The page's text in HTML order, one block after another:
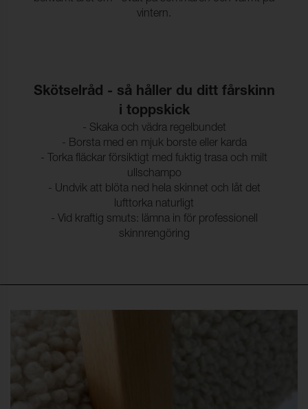
vintern.
Skötselråd - så håller du ditt fårskinn
i toppskick
- Skaka och vädra regelbundet
- Borsta med en mjuk borste eller karda
- Torka fläckar försiktigt med fuktig trasa och milt
ullschampo
- Undvik att blöta ned hela skinnet och låt det
lufttorka naturligt
- Vid kraftig smuts: lämna in för professionell
skinnrengöring